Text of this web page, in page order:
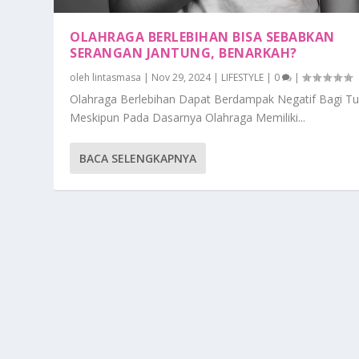
OLAHRAGA BERLEBIHAN BISA SEBABKAN
SERANGAN JANTUNG, BENARKAH?
oleh lintasmasa | Nov 29, 2024| LIFESTYLE | 0 |
Olahraga Berlebihan Dapat Berdampak Negatif Bagi
Meskipun Pada Dasarnya Olahraga Memiliki...
BACA SELENGKAPNYA